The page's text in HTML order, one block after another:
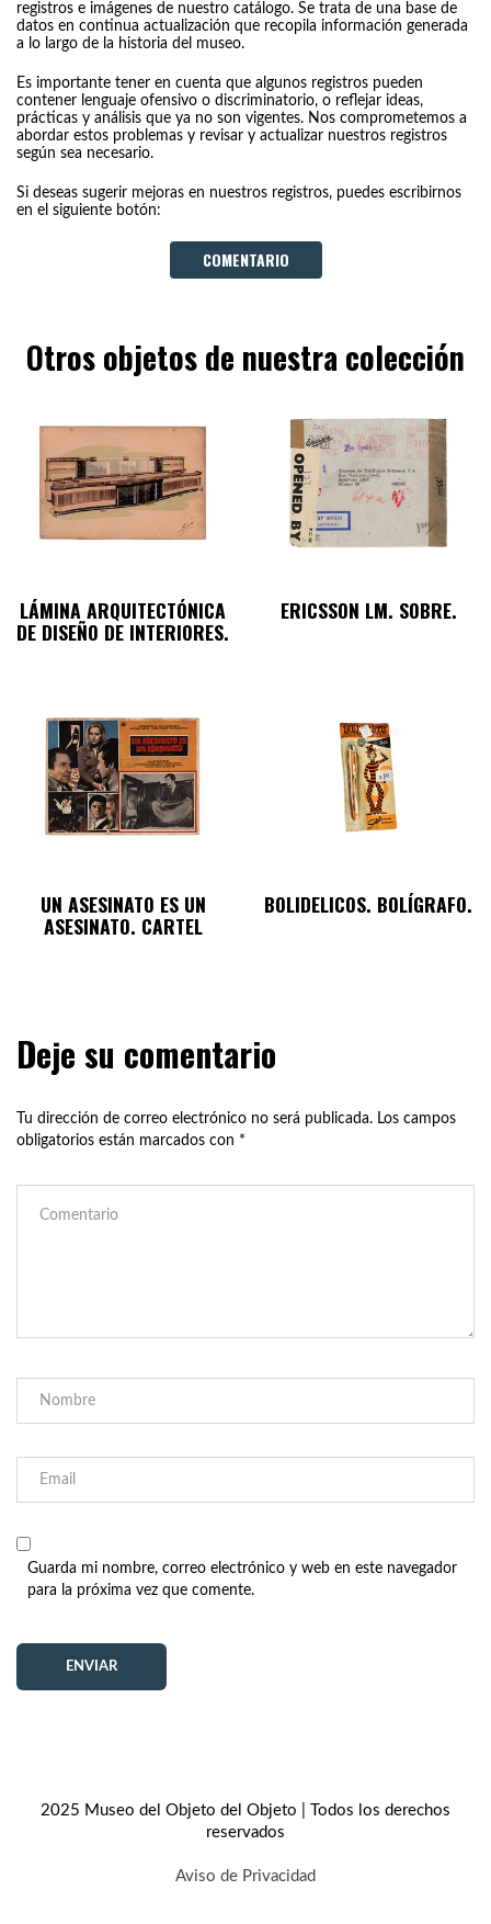
registros e imágenes de nuestro catálogo. Se trata de una base de
datos en continua actualización que recopila información generada
a lo largo de la historia del museo.
Es importante tener en cuenta que algunos registros pueden
contener lenguaje ofensivo o discriminatorio, o reflejar ideas,
prácticas y análisis que ya no son vigentes. Nos comprometemos a
abordar estos problemas y revisar y actualizar nuestros registros
según sea necesario.
Si deseas sugerir mejoras en nuestros registros, puedes escribirnos
en el siguiente botón:
COMENTARIO
Otros objetos de nuestra colección
LÁMINA ARQUITECTÓNICA
DE DISEÑO DE INTERIORES.
ERICSSON LM. SOBRE.
UN ASESINATO ES UN
ASESINATO. CARTEL
BOLIDELICOS. BOLÍGRAFO.
Deje su comentario
Tu dirección de correo electrónico no será publicada. Los campos
obligatorios están marcados con *
Guarda mi nombre, correo electrónico y web en este navegador
para la próxima vez que comente.
2025 Museo del Objeto del Objeto | Todos los derechos
reservados
Aviso de Privacidad